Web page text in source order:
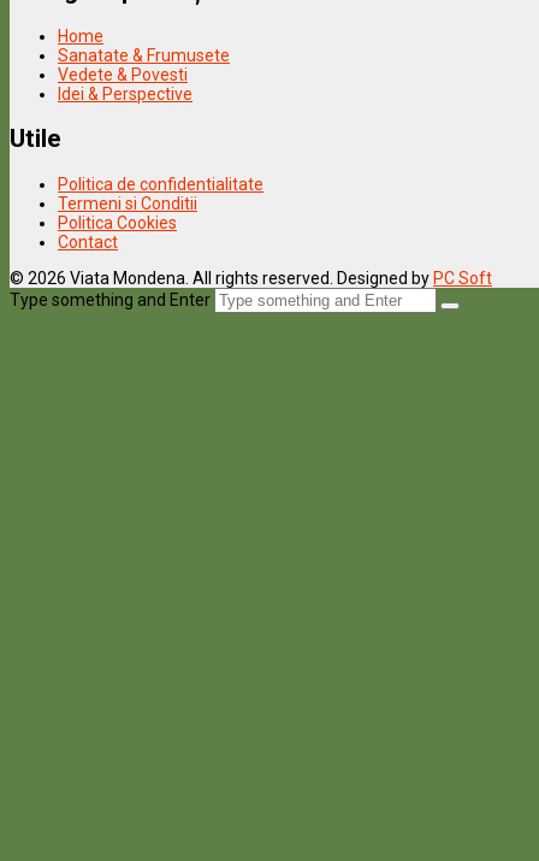
Home
Sanatate & Frumusete
Vedete & Povesti
Idei & Perspective
Utile
Politica de confidentialitate
Termeni si Conditii
Politica Cookies
Contact
© 2026 Viata Mondena. All rights reserved. Designed by PC Soft
Type something and Enter